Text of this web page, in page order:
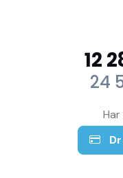
12
24